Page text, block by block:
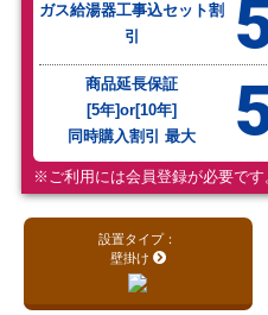
ガス給湯器工事込セット割
引
商品延長保証
[5年]or[10年]
同時購入割引 最大
※ご利用には会員登録が必要です
設置タイプ：
壁掛け